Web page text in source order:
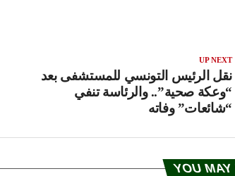
UP NEXT
نقل الرئيس التونسي للمستشفى بعد
“وعكة صحية”.. والرئاسة تنفي
“شائعات” وفاته
YOU